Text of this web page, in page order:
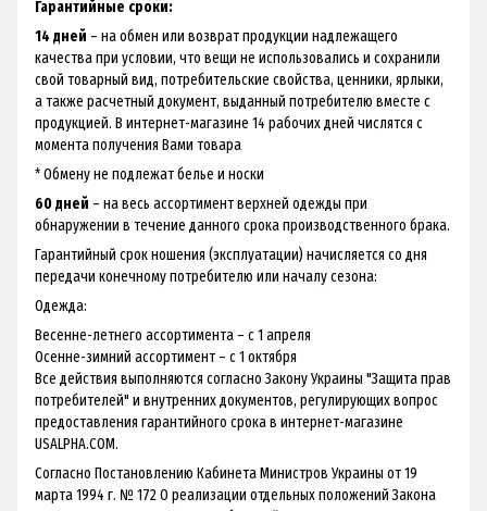
Гарантийные сроки:
14 дней – на обмен или возврат продукции надлежащего
качества при условии, что вещи не использовались и сохранили
свой товарный вид, потребительские свойства, ценники, ярлыки,
а также расчетный документ, выданный потребителю вместе с
продукцией. В интернет-магазине 14 рабочих дней числятся с
момента получения Вами товара
* Обмену не подлежат белье и носки
60 дней – на весь ассортимент верхней одежды при
обнаружении в течение данного срока производственного брака.
Гарантийный срок ношения (эксплуатации) начисляется со дня
передачи конечному потребителю или началу сезона:
Одежда:
Весенне-летнего ассортимента – с 1 апреля
Осенне-зимний ассортимент – с 1 октября
Все действия выполняются согласно Закону Украины "Защита прав
потребителей" и внутренних документов, регулирующих вопрос
предоставления гарантийного срока в интернет-магазине
USALPHA.COM.
Согласно Постановлению Кабинета Министров Украины от 19
марта 1994 г. № 172 О реализации отдельных положений Закона